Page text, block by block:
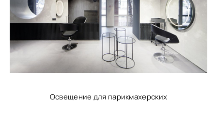
Освещение для парикмахерских